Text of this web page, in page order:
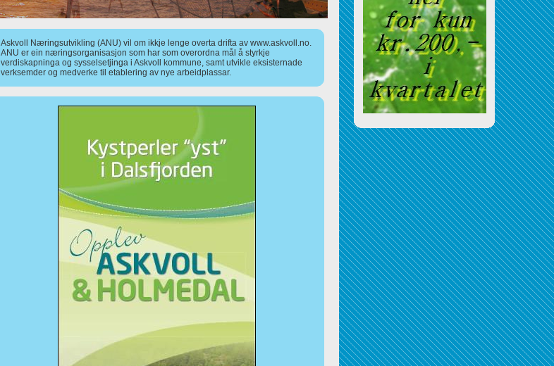
Askvoll Næringsutvikling (ANU) vil om ikkje lenge overta drifta av www.askvoll.no.
ANU er ein næringsorganisasjon som har som overordna mål å styrkje
verdiskapninga og sysselsetjinga i Askvoll kommune, samt utvikle eksisternade
verksemder og medverke til etablering av nye arbeidplassar.